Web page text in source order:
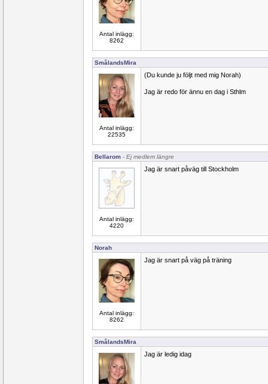
Antal inlägg:
8262
SmålandsMira
Antal inlägg:
22535
(Du kunde ju följt med mig Norah)
Jag är redo för ännu en dag i Sthlm
Bellarom - Ej medlem längre
Antal inlägg:
4220
Jag är snart påväg till Stockholm
Norah
Antal inlägg:
8262
Jag är snart på väg på träning
SmålandsMira
Jag är ledig idag